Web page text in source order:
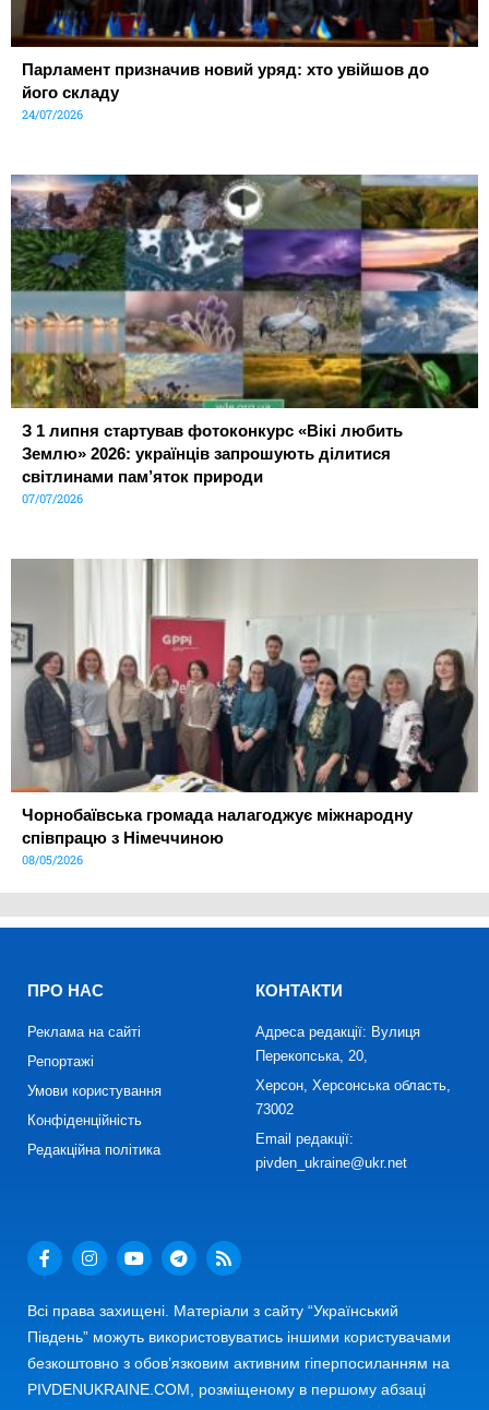
Парламент призначив новий уряд: хто увійшов до
його складу
24/07/2026
З 1 липня стартував фотоконкурс «Вікі любить
Землю» 2026: українців запрошують ділитися
світлинами пам’яток природи
07/07/2026
Чорнобаївська громада налагоджує міжнародну
співпрацю з Німеччиною
08/05/2026
ПРО НАС
Реклама на сайті
Репортажі
Умови користування
Конфіденційність
Редакційна політика
КОНТАКТИ
Адреса редакції: Вулиця
Перекопська, 20,
Херсон, Херсонська область,
73002
Email редакції:
pivden_ukraine@ukr.net
Всі права захищені. Матеріали з сайту “Український
Південь” можуть використовуватись іншими користувачами
безкоштовно з обов’язковим активним гіперпосиланням на
PIVDENUKRAINE.COM, розміщеному в першому абзаці